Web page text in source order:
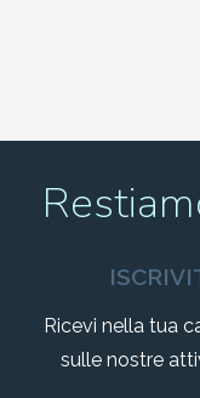
Ricevi nella tua
sulle nostre